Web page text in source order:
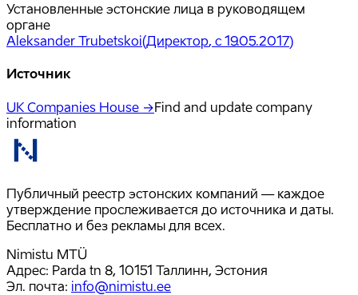
Установленные эстонские лица в руководящем
органе
Aleksander Trubetskoi(Директор, с 19.05.2017)
Источник
UK Companies House →Find and update company
information
Публичный реестр эстонских компаний — каждое
утверждение прослеживается до источника и даты.
Бесплатно и без рекламы для всех.
Nimistu MTÜ
Адрес: Parda tn 8, 10151 Таллинн, Эстония
Эл. почта: info@nimistu.ee